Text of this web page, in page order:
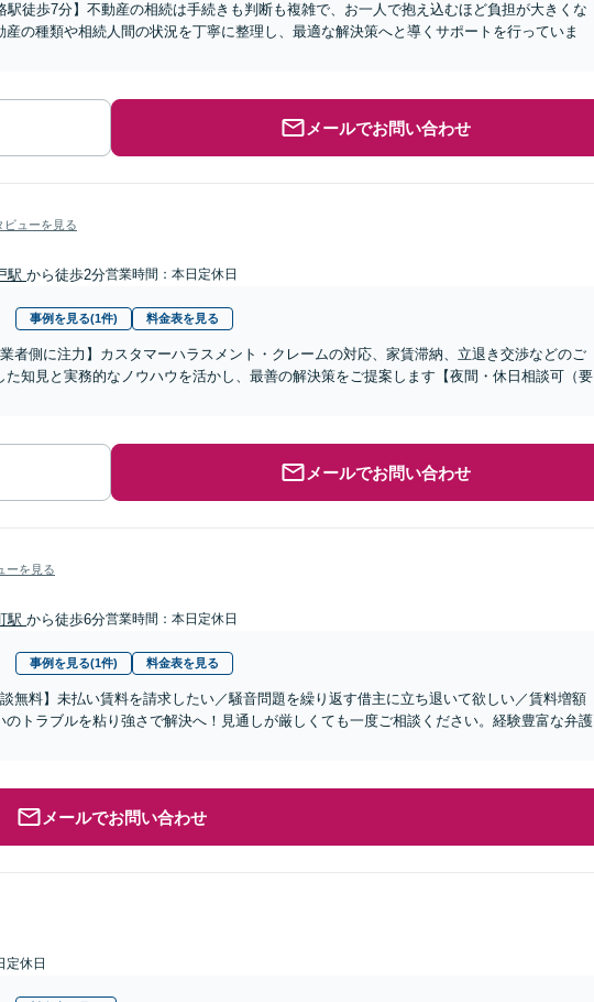
駅徒歩7分】不動産の相続は手続きも判断も複雑で、お一人で抱え込むほど負担が大きくな
産の種類や相続人間の状況を丁寧に整理し、最適な解決策へと導くサポートを行っていま
メールでお問い合わせ
ビューを見る
駅 から徒歩2分営業時間：本日定休日
事例を見る(1件) 料金表を見る
者側に注力】カスタマーハラスメント・クレームの対応、家賃滞納、立退き交渉などのご
知見と実務的なノウハウを活かし、最善の解決策をご提案します【夜間・休日相談可（要
メールでお問い合わせ
ーを見る
駅 から徒歩6分営業時間：本日定休日
事例を見る(1件) 料金表を見る
無料】未払い賃料を請求したい／騒音問題を繰り返す借主に立ち退いて欲しい／賃料増額
のトラブルを粘り強さで解決へ！見通しが厳しくても一度ご相談ください。経験豊富な弁護
メールでお問い合わせ
定休日